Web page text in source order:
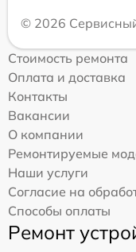
© 2026
Стоимость ремонта
Оплата и доставка
Контакты
Вакансии
О компании
Ремонтируемые
Наши услуги
Согласие на
Способы оплаты
Ремонт